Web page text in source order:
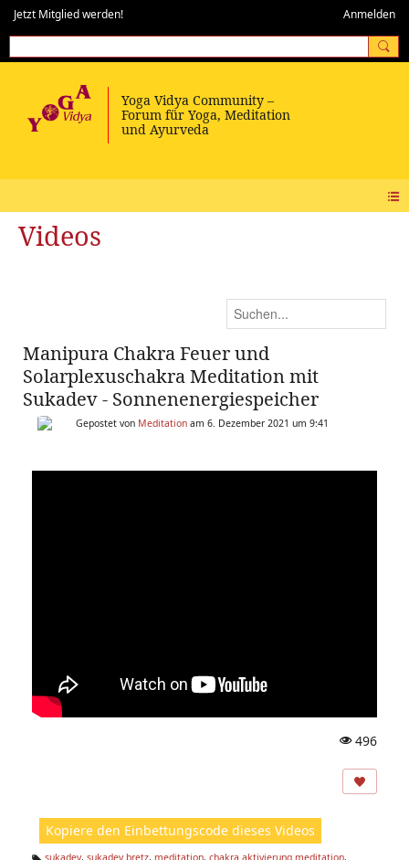
Jetzt Mitglied werden! Anmelden
Videos
Manipura Chakra Feuer und
Solarplexuschakra Meditation mit
Sukadev - Sonnenenergiespeicher
Gepostet von Meditation am 6. Dezember 2021 um 9:41
ic
n:
496
Kopiere den Einbettungscode dieses Videos
sukadev, sukadev bretz, meditation, chakra aktivierung meditation,